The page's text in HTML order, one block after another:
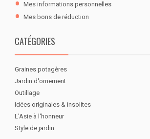
Mes informations personnelles
Mes bons de réduction
CATÉGORIES
Graines potagères
Jardin d'ornement
Outillage
Idées originales & insolites
L'Asie à l'honneur
Style de jardin